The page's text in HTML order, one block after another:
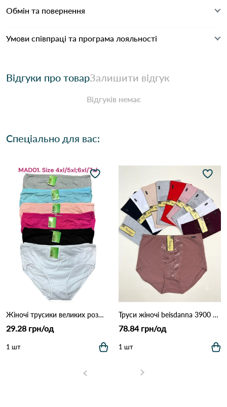
Обмін та повернення
Умови співпраці та програма лояльності
Відгуки про товарЗалишити відгук
Відгуків немає
Спеціально для вас:
Жіночі трусики великих розмірів MAD01 (4XL–7XL) 7F Різні кольори
29.28 грн/од
1 шт
Труси жіночі beisdanna 3900 10д Різні кольори
78.84 грн/од
1 шт